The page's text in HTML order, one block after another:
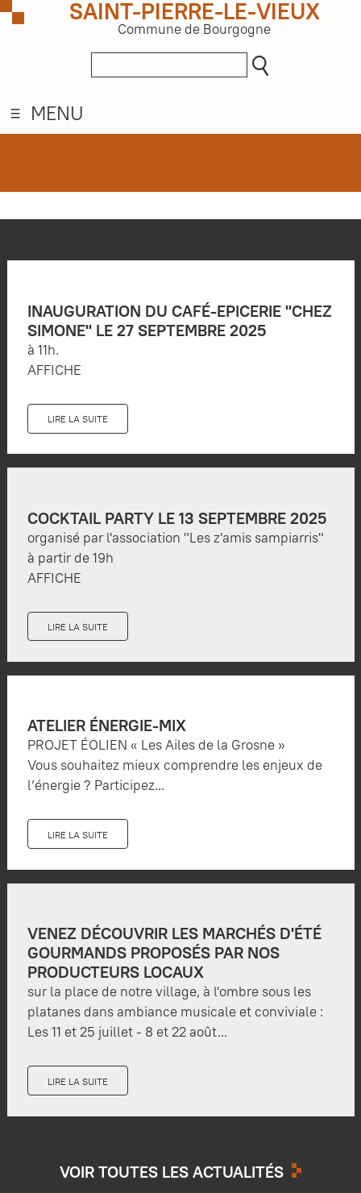
SAINT-PIERRE-LE-VIEUX
Commune de Bourgogne
MENU
INAUGURATION DU CAFÉ-EPICERIE "CHEZ
SIMONE" LE 27 SEPTEMBRE 2025
à 11h.
AFFICHE
LIRE LA SUITE
COCKTAIL PARTY LE 13 SEPTEMBRE 2025
organisé par l'association "Les z'amis sampiarris"
à partir de 19h
AFFICHE
LIRE LA SUITE
ATELIER ÉNERGIE-MIX
PROJET ÉOLIEN « Les Ailes de la Grosne »
Vous souhaitez mieux comprendre les enjeux de
l’énergie ? Participez...
LIRE LA SUITE
VENEZ DÉCOUVRIR LES MARCHÉS D'ÉTÉ
GOURMANDS PROPOSÉS PAR NOS
PRODUCTEURS LOCAUX
sur la place de notre village, à l'ombre sous les
platanes dans ambiance musicale et conviviale :
Les 11 et 25 juillet - 8 et 22 août...
LIRE LA SUITE
VOIR TOUTES LES ACTUALITÉS